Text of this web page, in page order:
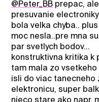
@Peter_BB prepac,
presuvanie
bola velka chyba..
moc nesla..pre mna
par svetlych bodov...
konstruktivna kritika k
tam mala zo
isli do viac tanecneho
elektronicu, super
nieco stare ako napr.